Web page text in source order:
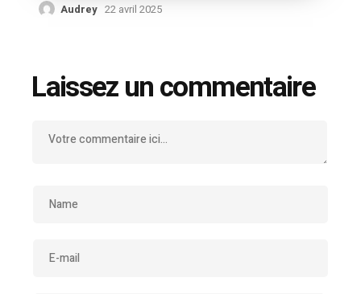
Audrey 22 avril 2025
Laissez un commentaire